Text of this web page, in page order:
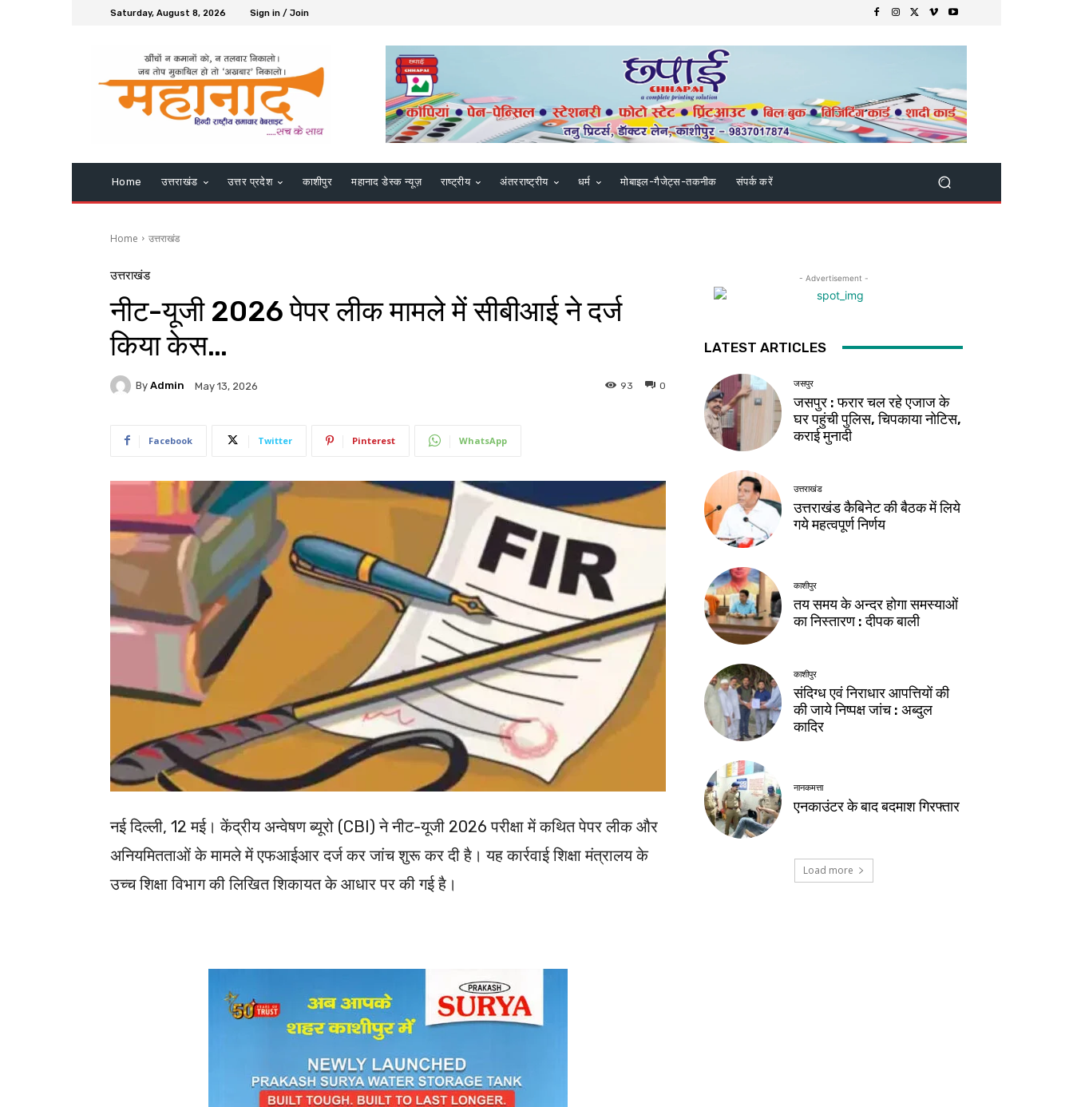
Saturday, August 8, 2026 Sign in / Join
Home उत्तराखंड उत्तर प्रदेश काशीपुर महानाद डेस्क न्यूज़ राष्ट्रीय अंतरराष्ट्रीय धर्म मोबाइल-गैजेट्स-तकनीक संपर्क करें
Home उत्तराखंड
उत्तराखंड
नीट-यूजी 2026 पेपर लीक मामले में सीबीआई ने दर्ज
किया केस…
By Admin May 13, 2026 0
93
Facebook Twitter Pinterest WhatsApp
नई दिल्ली, 12 मई। केंद्रीय अन्वेषण ब्यूरो (CBI) ने नीट-यूजी 2026 परीक्षा में कथित पेपर लीक और
अनियमितताओं के मामले में एफआईआर दर्ज कर जांच शुरू कर दी है। यह कार्रवाई शिक्षा मंत्रालय के
उच्च शिक्षा विभाग की लिखित शिकायत के आधार पर की गई है।
- Advertisement -
LATEST ARTICLES
जसपुर
जसपुर : फरार चल रहे एजाज के
घर पहुंची पुलिस, चिपकाया नोटिस,
कराई मुनादी
उत्तराखंड
उत्तराखंड कैबिनेट की बैठक में लिये
गये महत्वपूर्ण निर्णय
काशीपुर
तय समय के अन्दर होगा समस्याओं
का निस्तारण : दीपक बाली
काशीपुर
संदिग्ध एवं निराधार आपत्तियों की
की जाये निष्पक्ष जांच : अब्दुल
कादिर
नानकमत्ता
एनकाउंटर के बाद बदमाश गिरफ्तार
Load more